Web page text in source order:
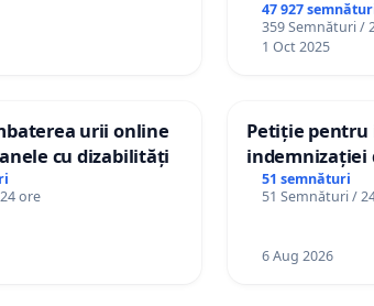
47 927
359 Semnături /
1 Oct 2025
urii online
cu dizabilități
ore
Petiție pentru
indemnizației
de bază și
de vechime
51 semnături
51 Semnături /
6 Aug 2026